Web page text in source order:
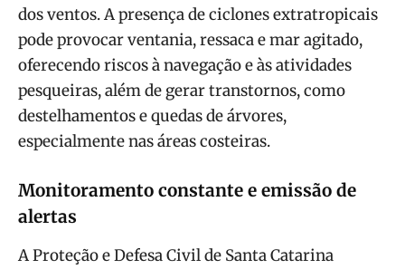
dos ventos. A presença de ciclones extratropicais
pode provocar ventania, ressaca e mar agitado,
oferecendo riscos à navegação e às atividades
pesqueiras, além de gerar transtornos, como
destelhamentos e quedas de árvores,
especialmente nas áreas costeiras.
Monitoramento constante e emissão de
alertas
A Proteção e Defesa Civil de Santa Catarina